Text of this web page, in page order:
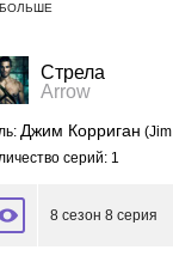
Стрела
Arrow
Джим Корриган
серий: 1
8 сезон 8 серия